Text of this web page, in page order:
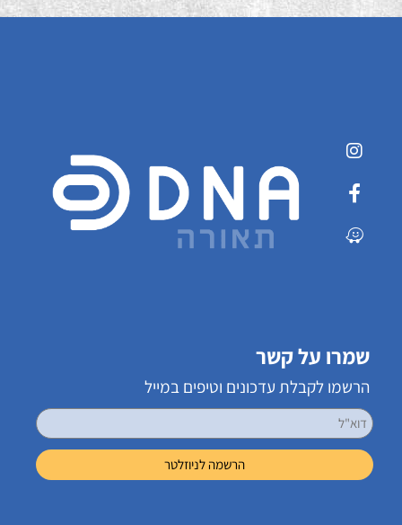
שמרו על קשר
הרשמו לקבלת עדכונים וטיפים במייל